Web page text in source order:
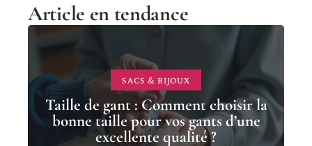
Article en tendance
SACS & BIJOUX
Taille de gant : Comment choisir la
bonne taille pour vos gants d’une
excellente qualité ?